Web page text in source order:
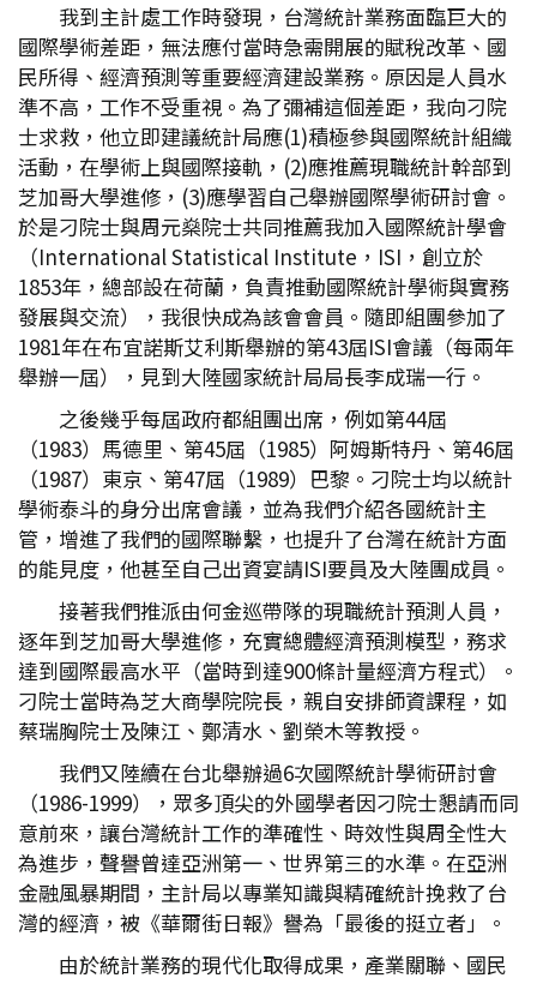
我到主計處工作時發現，台灣統計業務面臨巨大的
國際學術差距，無法應付當時急需開展的賦稅改革、國
民所得、經濟預測等重要經濟建設業務。原因是人員水
準不高，工作不受重視。為了彌補這個差距，我向刁院
士求救，他立即建議統計局應(1)積極參與國際統計組織
活動，在學術上與國際接軌，(2)應推薦現職統計幹部到
芝加哥大學進修，(3)應學習自己舉辦國際學術研討會。
於是刁院士與周元燊院士共同推薦我加入國際統計學會
（International Statistical Institute，ISI，創立於
1853年，總部設在荷蘭，負責推動國際統計學術與實務
發展與交流），我很快成為該會會員。隨即組團參加了
1981年在布宜諾斯艾利斯舉辦的第43屆ISI會議（每兩年
舉辦一屆），見到大陸國家統計局局長李成瑞一行。
之後幾乎每屆政府都組團出席，例如第44屆
（1983）馬德里、第45屆（1985）阿姆斯特丹、第46屆
（1987）東京、第47屆（1989）巴黎。刁院士均以統計
學術泰斗的身分出席會議，並為我們介紹各國統計主
管，增進了我們的國際聯繫，也提升了台灣在統計方面
的能見度，他甚至自己出資宴請ISI要員及大陸團成員。
接著我們推派由何金巡帶隊的現職統計預測人員，
逐年到芝加哥大學進修，充實總體經濟預測模型，務求
達到國際最高水平（當時到達900條計量經濟方程式）。
刁院士當時為芝大商學院院長，親自安排師資課程，如
蔡瑞胸院士及陳江、鄭清水、劉榮木等教授。
我們又陸續在台北舉辦過6次國際統計學術研討會
（1986-1999），眾多頂尖的外國學者因刁院士懇請而同
意前來，讓台灣統計工作的準確性、時效性與周全性大
為進步，聲譽曾達亞洲第一、世界第三的水準。在亞洲
金融風暴期間，主計局以專業知識與精確統計挽救了台
灣的經濟，被《華爾街日報》譽為「最後的挺立者」。
由於統計業務的現代化取得成果，產業關聯、國民